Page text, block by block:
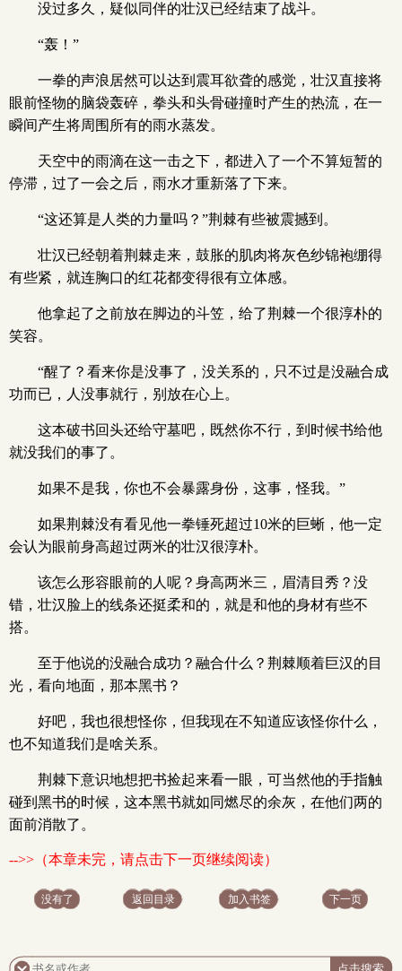
没过多久，疑似同伴的壮汉已经结束了战斗。
“轰！”
一拳的声浪居然可以达到震耳欲聋的感觉，壮汉直接将
眼前怪物的脑袋轰碎，拳头和头骨碰撞时产生的热流，在一
瞬间产生将周围所有的雨水蒸发。
天空中的雨滴在这一击之下，都进入了一个不算短暂的
停滞，过了一会之后，雨水才重新落了下来。
“这还算是人类的力量吗？”荆棘有些被震撼到。
壮汉已经朝着荆棘走来，鼓胀的肌肉将灰色纱锦袍绷得
有些紧，就连胸口的红花都变得很有立体感。
他拿起了之前放在脚边的斗笠，给了荆棘一个很淳朴的
笑容。
“醒了？看来你是没事了，没关系的，只不过是没融合成
功而已，人没事就行，别放在心上。
这本破书回头还给守墓吧，既然你不行，到时候书给他
就没我们的事了。
如果不是我，你也不会暴露身份，这事，怪我。”
如果荆棘没有看见他一拳锤死超过10米的巨蜥，他一定
会认为眼前身高超过两米的壮汉很淳朴。
该怎么形容眼前的人呢？身高两米三，眉清目秀？没
错，壮汉脸上的线条还挺柔和的，就是和他的身材有些不
搭。
至于他说的没融合成功？融合什么？荆棘顺着巨汉的目
光，看向地面，那本黑书？
好吧，我也很想怪你，但我现在不知道应该怪你什么，
也不知道我们是啥关系。
荆棘下意识地想把书捡起来看一眼，可当然他的手指触
碰到黑书的时候，这本黑书就如同燃尽的余灰，在他们两的
面前消散了。
-->>（本章未完，请点击下一页继续阅读）
没有了 返回目录 加入书签 下一页